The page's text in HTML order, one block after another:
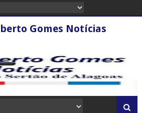
Gomes Notícias